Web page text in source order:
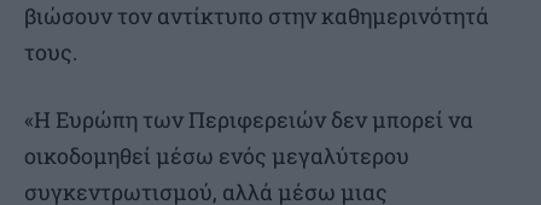
βιώσουν τον αντίκτυπο στην καθημερινότητά
τους.
«Η Ευρώπη των Περιφερειών δεν μπορεί να
οικοδομηθεί μέσω ενός μεγαλύτερου
συγκεντρωτισμού, αλλά μέσω μιας